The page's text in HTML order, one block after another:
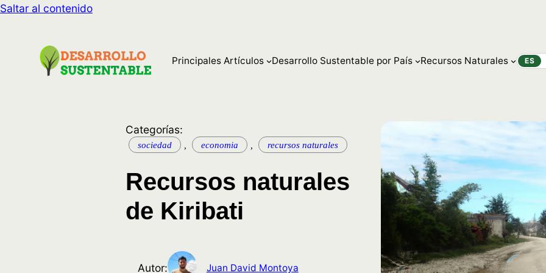
Saltar al contenido
Principales Artículos Desarrollo Sustentable por País Recursos Naturales ES
Categorías:
sociedad , economia , recursos naturales
Recursos naturales
de Kiribati
Autor: Juan David Montoya